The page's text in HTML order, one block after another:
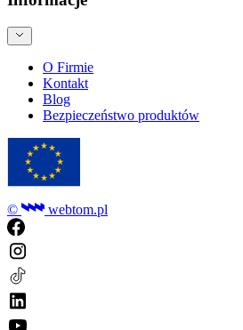
O Firmie
Kontakt
Blog
Bezpieczeństwo produktów
© webtom.pl